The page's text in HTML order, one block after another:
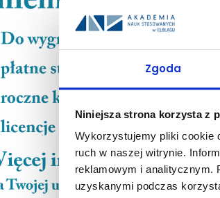
Zgoda
Niniejsza strona korzysta z
Wykorzystujemy pliki cookie
ruch w naszej witrynie.
reklamowym i analitycznym.
uzyskanymi podczas